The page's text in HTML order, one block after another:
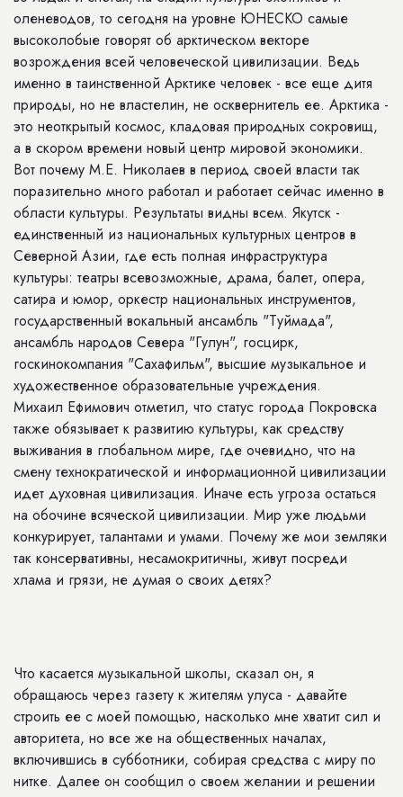
оленеводов, то сегодня на уровне ЮНЕСКО самые
высоколобые говорят об арктическом векторе
возрождения всей человеческой цивилизации. Ведь
именно в таинственной Арктике человек - все еще дитя
природы, но не властелин, не осквернитель ее. Арктика -
это неоткрытый космос, кладовая природных сокровищ,
а в скором времени новый центр мировой экономики.
Вот почему М.Е. Николаев в период своей власти так
поразительно много работал и работает сейчас именно в
области культуры. Результаты видны всем. Якутск -
единственный из национальных культурных центров в
Северной Азии, где есть полная инфраструктура
культуры: театры всевозможные, драма, балет, опера,
сатира и юмор, оркестр национальных инструментов,
государственный вокальный ансамбль "Туймада",
ансамбль народов Севера "Гулун", госцирк,
госкинокомпания "Сахафильм", высшие музыкальное и
художественное образовательные учреждения.
Михаил Ефимович отметил, что статус города Покровска
также обязывает к развитию культуры, как средству
выживания в глобальном мире, где очевидно, что на
смену технократической и информационной цивилизации
идет духовная цивилизация. Иначе есть угроза остаться
на обочине всяческой цивилизации. Мир уже людьми
конкурирует, талантами и умами. Почему же мои земляки
так консервативны, несамокритичны, живут посреди
хлама и грязи, не думая о своих детях?
Что касается музыкальной школы, сказал он, я
обращаюсь через газету к жителям улуса - давайте
строить ее с моей помощью, насколько мне хватит сил и
авторитета, но все же на общественных началах,
включившись в субботники, собирая средства с миру по
нитке. Далее он сообщил о своем желании и решении